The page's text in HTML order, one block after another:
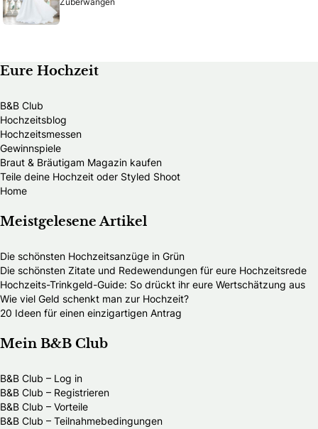
Eure Hochzeit
B&B Club
Hochzeitsblog
Hochzeitsmessen
Gewinnspiele
Braut & Bräutigam Magazin kaufen
Teile deine Hochzeit oder Styled Shoot
Home
Meistgelesene Artikel
Die schönsten Hochzeitsanzüge in Grün
Die schönsten Zitate und Redewendungen für eure Hochzeitsrede
Hochzeits-Trinkgeld-Guide: So drückt ihr eure Wertschätzung aus
Wie viel Geld schenkt man zur Hochzeit?
20 Ideen für einen einzigartigen Antrag
Mein B&B Club
B&B Club – Log in
B&B Club – Registrieren
B&B Club – Vorteile
B&B Club – Teilnahmebedingungen